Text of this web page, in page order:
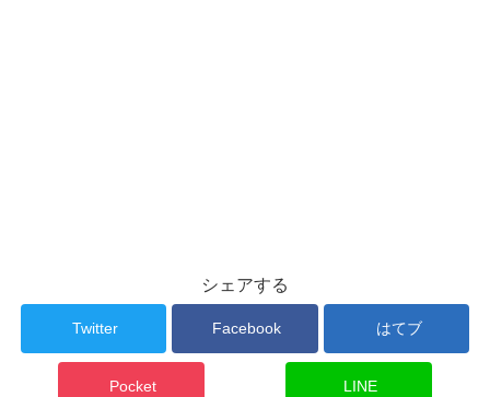
シェアする
Twitter Facebook はてブ
Pocket LINE